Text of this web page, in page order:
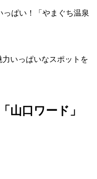
ぱい！「やまぐち温泉
いっぱいなスポットを
山口ワード」